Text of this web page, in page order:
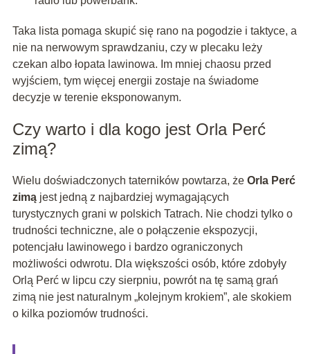
Taka lista pomaga skupić się rano na pogodzie i taktyce, a
nie na nerwowym sprawdzaniu, czy w plecaku leży
czekan albo łopata lawinowa. Im mniej chaosu przed
wyjściem, tym więcej energii zostaje na świadome
decyzje w terenie eksponowanym.
Czy warto i dla kogo jest Orla Perć
zimą?
Wielu doświadczonych taterników powtarza, że Orla Perć
zimąjest jedną z najbardziej wymagających
turystycznych grani w polskich Tatrach. Nie chodzi tylko o
trudności techniczne, ale o połączenie ekspozycji,
potencjału lawinowego i bardzo ograniczonych
możliwości odwrotu. Dla większości osób, które zdobyły
Orlą Perć w lipcu czy sierpniu, powrót na tę samą grań
zimą nie jest naturalnym „kolejnym krokiem”, ale skokiem
o kilka poziomów trudności.